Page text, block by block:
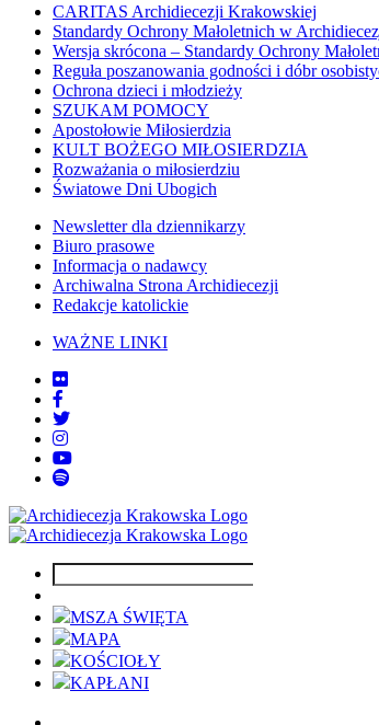
CARITAS Archidiecezji Krakowskiej
Standardy Ochrony Małoletnich w
Wersja skrócona – Standardy Ochrony
Reguła poszanowania godności i dóbr
Ochrona dzieci i młodzieży
SZUKAM POMOCY
Apostołowie Miłosierdzia
KULT BOŻEGO MIŁOSIERDZIA
Rozważania o miłosierdziu
Światowe Dni Ubogich
Newsletter dla dziennikarzy
Biuro prasowe
Informacja o nadawcy
Archiwalna Strona Archidiecezji
Redakcje katolickie
WAŻNE LINKI
MSZA ŚWIĘTA
MAPA
KOŚCIOŁY
KAPŁANI